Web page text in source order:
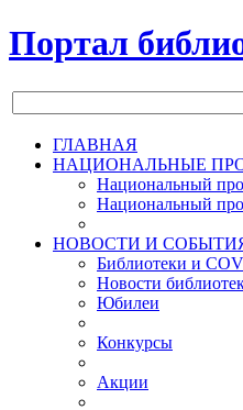
Портал
ГЛАВНАЯ
НАЦИОНАЛЬНЫЕ
Национальный
Национальный
НОВОСТИ И
Библиотеки и
Новости
Юбилеи
Конкурсы
Акции